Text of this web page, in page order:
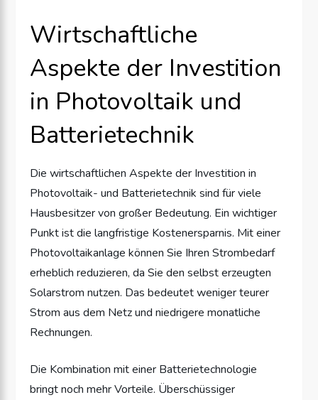
Wirtschaftliche
Aspekte der Investition
in Photovoltaik und
Batterietechnik
Die wirtschaftlichen Aspekte der Investition in
Photovoltaik- und Batterietechnik sind für viele
Hausbesitzer von großer Bedeutung. Ein wichtiger
Punkt ist die langfristige Kostenersparnis. Mit einer
Photovoltaikanlage können Sie Ihren Strombedarf
erheblich reduzieren, da Sie den selbst erzeugten
Solarstrom nutzen. Das bedeutet weniger teurer
Strom aus dem Netz und niedrigere monatliche
Rechnungen.
Die Kombination mit einer Batterietechnologie
bringt noch mehr Vorteile. Überschüssiger